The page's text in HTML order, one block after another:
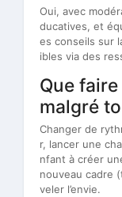
Oui, avec
ducatives, et
es conseils sur
ibles via des
Que faire
malgré
Changer de
r, lancer une
nfant à créer
nouveau cadre
veler l’envie.